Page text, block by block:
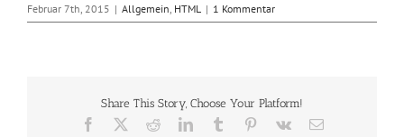
Februar 7th, 2015 | Allgemein HTML | 1 Kommentar
Share This Story, Choose Your Platform!
Facebook RedditLinkedInTumblr Pinterest
Vk
E-